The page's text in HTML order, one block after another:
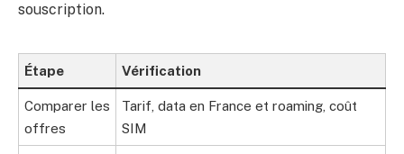
souscription.
Étape Vérification
Comparer les
offres
Tarif, data en France et roaming, coût
SIM